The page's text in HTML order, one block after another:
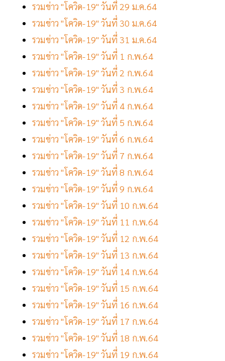
รวมข่าว "โควิด-19" วันที่ 29 ม.ค.64
รวมข่าว "โควิด-19" วันที่ 30 ม.ค.64
รวมข่าว "โควิด-19" วันที่ 31 ม.ค.64
รวมข่าว "โควิด-19" วันที่ 1 ก.พ.64
รวมข่าว "โควิด-19" วันที่ 2 ก.พ.64
รวมข่าว "โควิด-19" วันที่ 3 ก.พ.64
รวมข่าว "โควิด-19" วันที่ 4 ก.พ.64
รวมข่าว "โควิด-19" วันที่ 5 ก.พ.64
รวมข่าว "โควิด-19" วันที่ 6 ก.พ.64
รวมข่าว "โควิด-19" วันที่ 7 ก.พ.64
รวมข่าว "โควิด-19" วันที่ 8 ก.พ.64
รวมข่าว "โควิด-19" วันที่ 9 ก.พ.64
รวมข่าว "โควิด-19" วันที่ 10 ก.พ.64
รวมข่าว "โควิด-19" วันที่ 11 ก.พ.64
รวมข่าว "โควิด-19" วันที่ 12 ก.พ.64
รวมข่าว "โควิด-19" วันที่ 13 ก.พ.64
รวมข่าว "โควิด-19" วันที่ 14 ก.พ.64
รวมข่าว "โควิด-19" วันที่ 15 ก.พ.64
รวมข่าว "โควิด-19" วันที่ 16 ก.พ.64
รวมข่าว "โควิด-19" วันที่ 17 ก.พ.64
รวมข่าว "โควิด-19" วันที่ 18 ก.พ.64
รวมข่าว "โควิด-19" วันที่ 19 ก.พ.64